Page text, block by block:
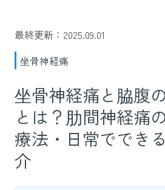
最終更新：2025.09.01
坐骨神経痛
坐骨神経痛と脇腹
とは？肋間神経痛
療法・日常ででき
介